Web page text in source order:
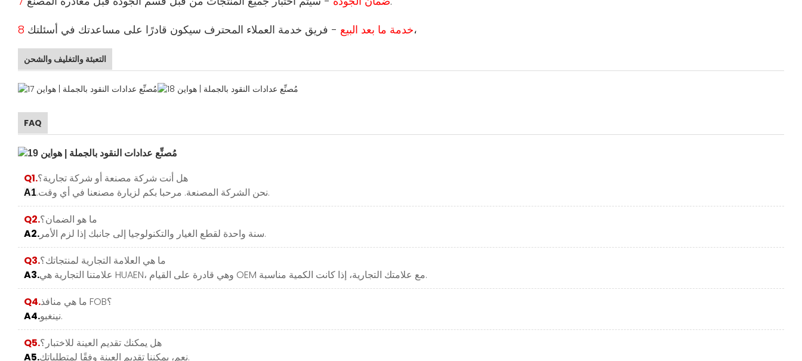
8 خدمة ما بعد البيع- فريق خدمة العملاء المحترف سيكون قادرًا على مساعدتك في أسئلتك،
التعبئة والتغليف والشحن
FAQ
Q1.هل أنت شركة مصنعة أو شركة تجارية؟
A1
.نحن الشركة المصنعة. مرحبا بكم لزيارة مصنعنا في أي وقت.
Q2.ما هو الضمان؟
A2.
سنة واحدة لقطع الغيار والتكنولوجيا إلى جانبك إذا لزم الأمر.
Q3.ما هي العلامة التجارية لمنتجاتك؟
A3.
علامتنا التجارية هي HUAEN، وهي قادرة على القيام OEM مع علامتك التجارية، إذا كانت الكمية مناسبة.
Q4.
ما هي منافذ FOB؟
A4.
نينغبو.
Q5.هل يمكنك تقديم العينة للاختبار؟
A5.
نعم، يمكننا تقديم العينة وفقًا لمتطلباتك.